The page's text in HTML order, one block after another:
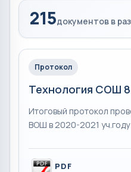
215документов в
Протокол
Технология СОШ 8
Итоговый протокол
ВОШ в 2020-2021 уч.году
PDF